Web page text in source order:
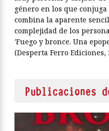
género en los que
combina la aparente
complejidad de los
'Fuego y bronce. Una
(Desperta Ferro Ediciones,
Publicaciones